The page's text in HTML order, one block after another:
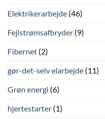
Elektrikerarbejde (46)
Fejlstrømsafbryder (9)
Fibernet (2)
gør-det-selv elarbejde (11)
Grøn energi (6)
hjertestarter (1)